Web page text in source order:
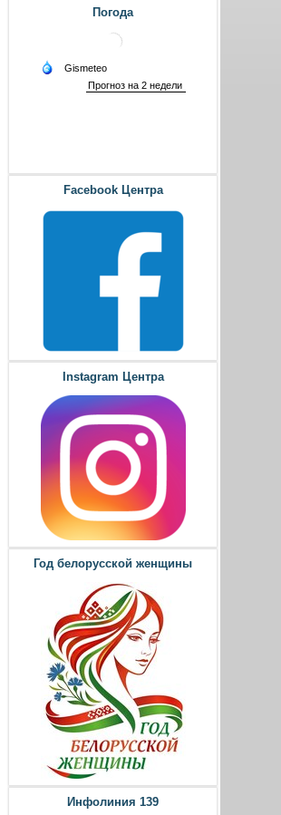
Погода
Facebook Центра
Instagram Центра
Год белорусской женщины
Инфолиния 139